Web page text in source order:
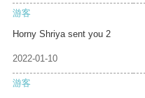
游客
Horny Shriya sent you 2
2022-01-10
游客